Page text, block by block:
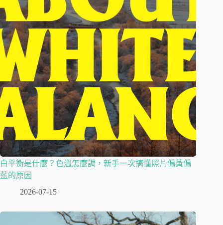
白平衡是什麼？色溫怎麼調，新手一次搞懂照片偏黃偏
藍的原因
2026-07-15